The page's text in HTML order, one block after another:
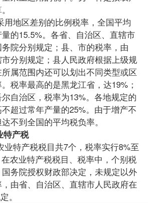
地区差别的比例税率，全国平均
的15.5%。各省、自治区、直辖市
院分别规定；县、市的税率，由
分别规定；县人民政府根据上级规
属范围内还可以划出不同类型或区
税率最高的是黑龙江省，达19%；
自治区，税率为13%。各地规定的
超过常年产量的25%。由于增产不
不到全国的平均税负率。
产税
特产税税目共7个，税率实行8%至
农业特产税税目、税率中，个别税
务院授权财政部决定，未规定以外
由省、自治区、直辖市人民政府在
。